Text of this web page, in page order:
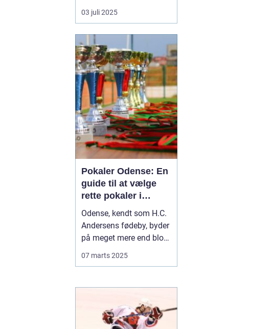
deres fysiske form og
generelle velvære. Med
fitnesscentre og
træningstilbud er der
uden tvivl noget for
enhver smag. For dem,
der leder ...
03 juli 2025
Pokaler Odense: En
guide til at vælge
rette pokaler i
Odense
Odense, kendt som H.C.
Andersens fødeby, byder
på meget mere end blot
alt fra lokale
eftermiddagshygge på
badmintonbanen fejres
07 marts 2025